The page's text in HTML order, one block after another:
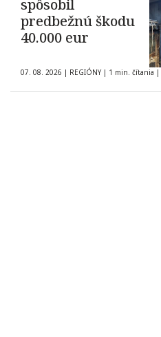
spôsobil
predbežnú škodu
40.000 eur
07. 08. 2026 | REGIÓNY | 1 min. čítania |